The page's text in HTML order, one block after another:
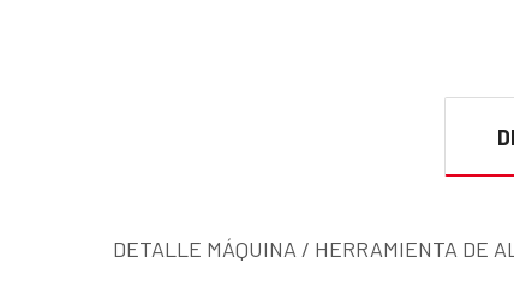
DETALLE MÁQUINA / HERRAMIENTA DE